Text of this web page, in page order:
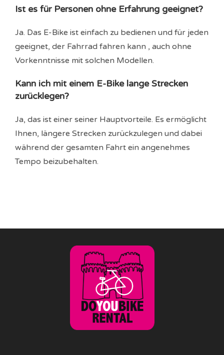
Ist es für Personen ohne Erfahrung geeignet?
Ja. Das E-Bike ist einfach zu bedienen und für jeden
geeignet, der Fahrrad fahren kann , auch ohne
Vorkenntnisse mit solchen Modellen.
Kann ich mit einem E-Bike lange Strecken
zurücklegen?
Ja, das ist einer seiner Hauptvorteile. Es ermöglicht
Ihnen, längere Strecken zurückzulegen und dabei
während der gesamten Fahrt ein angenehmes
Tempo beizubehalten.